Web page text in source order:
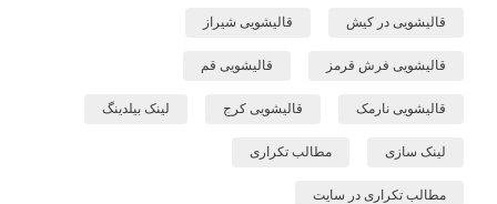
قالیشویی در کیش قالیشویی شیراز
قالیشویی فرش قرمز قالیشویی قم
قالیشویی نارمک قالیشویی کرج لینک بیلدینگ
لینک سازی مطالب تکراری
مطالب تکراری در سایت